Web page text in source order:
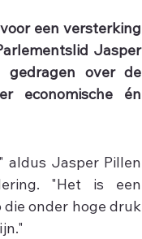
een versterking
Jasper
gedragen over de
economische én
aldus Jasper Pillen
"Het is een
die onder hoge druk